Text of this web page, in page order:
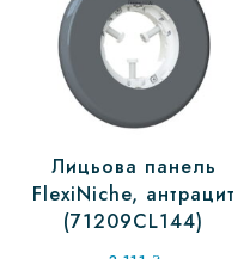
Лицьова панель
FlexiNiche, антрацит
(71209CL144)